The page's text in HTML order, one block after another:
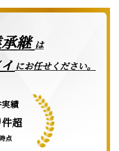
継は
にお任せください。
績
件超
点